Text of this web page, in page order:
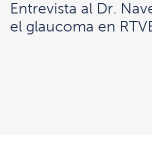
Entrevista al Dr.
el glaucoma en